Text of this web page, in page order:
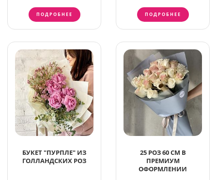
ПОДРОБНЕЕ ПОДРОБНЕЕ
БУКЕТ "ПУРПЛЕ" ИЗ
ГОЛЛАНДСКИХ РОЗ
25 РОЗ 60 СМ В
ПРЕМИУМ
ОФОРМЛЕНИИ